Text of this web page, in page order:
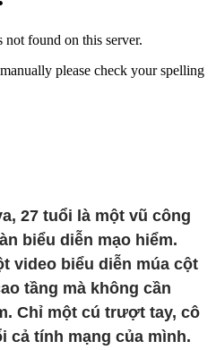
27 tuổi là một vũ công
biểu diễn mạo hiểm.
video biểu diễn múa cột
tầng mà không cần
Chỉ một cú trượt tay, cô
cả tính mạng của mình.